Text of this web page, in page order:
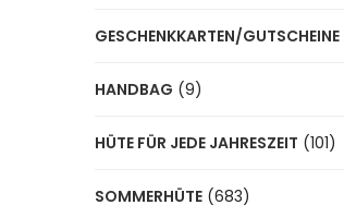
GESCHENKKARTEN/GUTSCHEINE
HANDBAG (9)
HÜTE FÜR JEDE JAHRESZEIT (101)
SOMMERHÜTE (683)